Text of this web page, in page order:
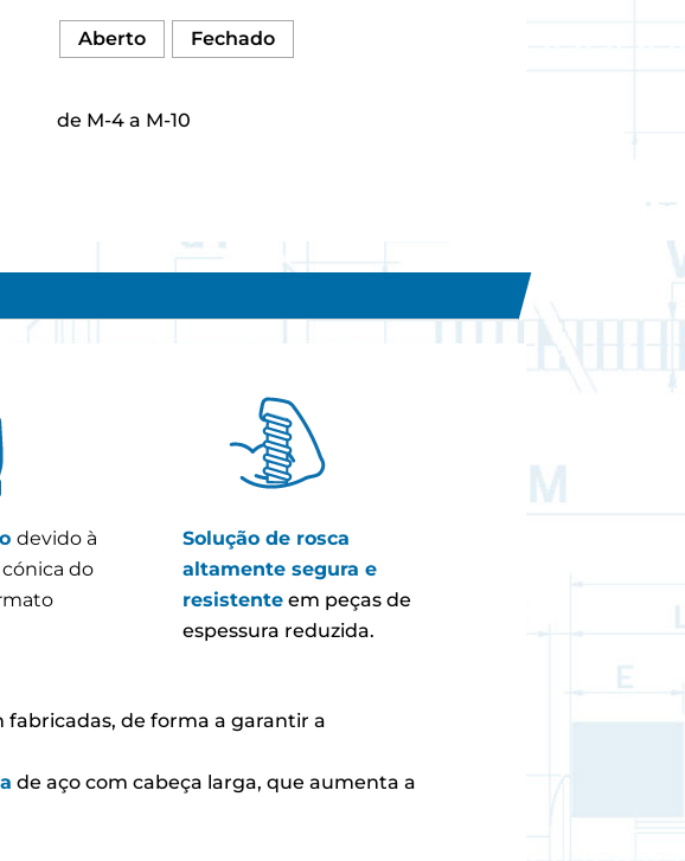
Aberto Fechado
de M-4 a M-10
devido à
do
Solução de rosca
altamente segura e
resistenteem peças de
espessura reduzida.
fabricadas, de forma a garantir a
de aço com cabeça larga, que aumenta a